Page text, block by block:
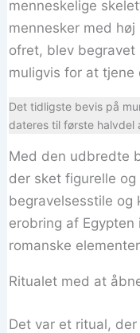
menneskelige
mennesker med
ofret, blev
muligvis for at
Det tidligste bevis på
dateres til første halvdel
Med den udbredte
der sket figurelle
begravelsesstile og
erobring af
romanske
Ritualet med at
Det var et ritual,